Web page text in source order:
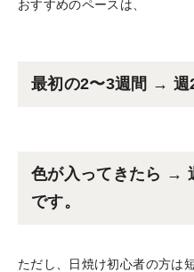
おすすめのペースは、
最初の2〜3週間 → 週
色が入ってきたら →
です。
ただし、日焼け初心者の方は